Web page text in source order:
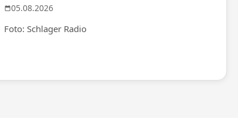
05.08.2026
Foto: Schlager Radio